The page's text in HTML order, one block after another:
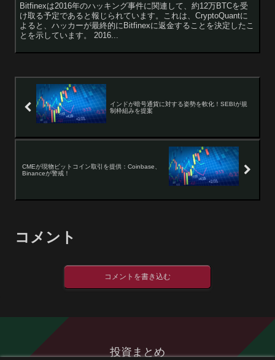
Bitfinexは2016年のハッキング事件に関連して、約12万BTCを受
け取る予定であると報じられています。これは、CryptoQuantに
よると、ハッカーが最終的にBitfinexに返金することを決定したこ
とを示しています。 2016...
インドが暗号通貨に対する姿勢を軟化！SEBIが規
制枠組みを提案
CMEが現物ビットコイン取引を提供：Coinbase、
Binanceが警戒！
コメント
コメントを書き込む
投資まとめ